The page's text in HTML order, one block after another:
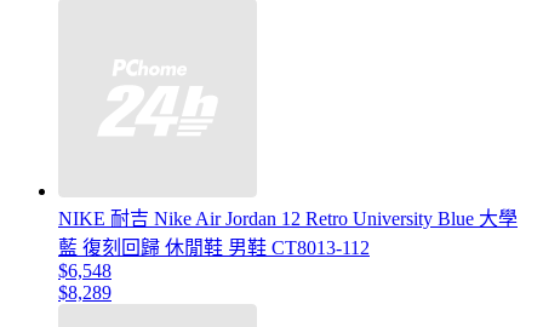
NIKE 耐吉 Nike Air Jordan 12 Retro University Blue 大學
藍 復刻回歸 休閒鞋 男鞋 CT8013-112
$6,548
$8,289